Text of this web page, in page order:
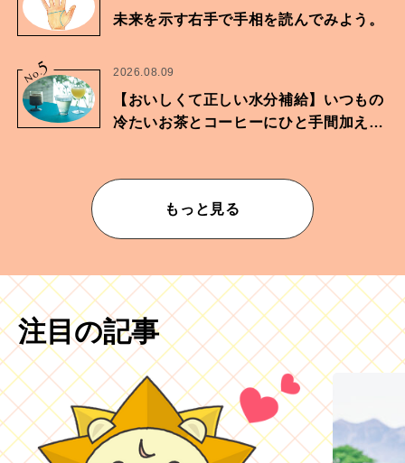
未来を示す右手で手相を読んでみよう。
No.5 2026.08.09
【おいしくて正しい水分補給】いつもの
冷たいお茶とコーヒーにひと手間加えて
もっと見る
注目の記事